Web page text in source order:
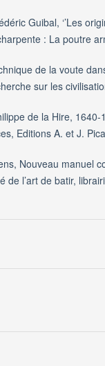
Guibal, ‘’Les
: La poutre
de la voute
sur les
de la Hire, 1640-
Editions A. et J.
Nouveau manuel
de l’art de batir,